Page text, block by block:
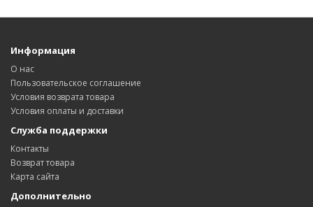
Информация
О нас
Пользовательское соглашение
Условия возврата товара
Условия оплаты и доставки
Служба поддержки
Контакты
Возврат товара
Карта сайта
Дополнительно